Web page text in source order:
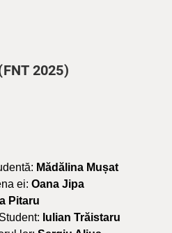
2025)
Mădălina Mușat
ei: Oana Jipa
Pitaru
Iulian Trăistaru